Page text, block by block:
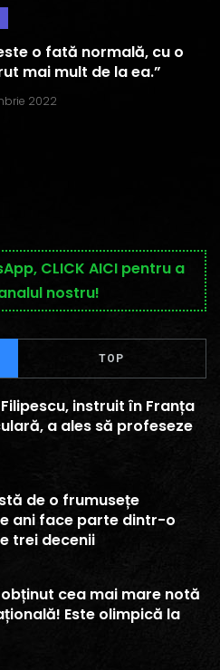
o fată normală, cu o
mai mult de la ea.”
2022
CLICK AICI pentru a
nostru!
TOP
instruit în Franța
a ales să profeseze
de o frumusețe
ani face parte dintr-o
trei decenii
cea mai mare notă
Este olimpică la